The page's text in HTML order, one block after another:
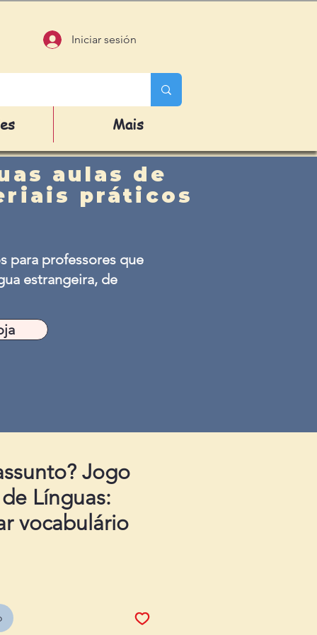
Iniciar sesión
Mais
aulas de
práticos
para professores que
estrangeira, de
Jogo
Línguas:
vocabulário